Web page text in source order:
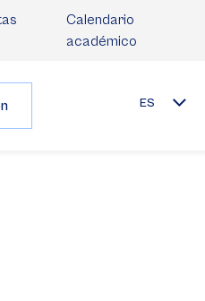
Calendario
académico
ES